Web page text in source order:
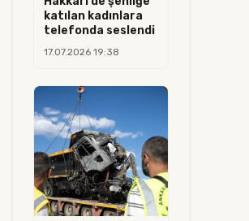
katılan kadınlara
telefonda seslendi
17.07.2026 19:38